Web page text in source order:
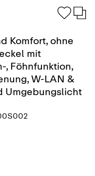
Komfort, ohne
mit
, Föhnfunktion,
W-LAN &
Umgebungslicht